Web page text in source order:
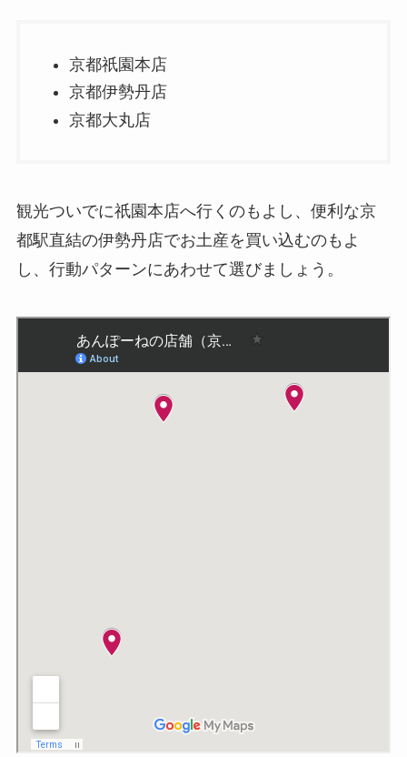
京都祇園本店
京都伊勢丹店
京都大丸店
観光ついでに祇園本店へ行くのもよし、便利な京
都駅直結の伊勢丹店でお土産を買い込むのもよ
し、行動パターンにあわせて選びましょう。